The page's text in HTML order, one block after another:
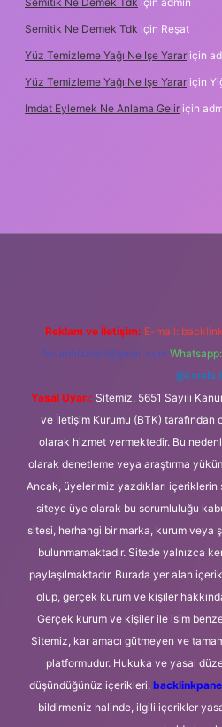
Semitik Ne Demek Tdk için Reşat
Yüz Temizleme Yağı Ne Işe Yarar için
Yüz Temizleme Yağı Ne Işe Yarar için
Imdat Eylemek Ne Anlama Gelir için
Reklam ve İletişim: E-mail:
forumhizmeti@gmail.com
@karabul
Yasal Uyarı: Sitemiz, 5651 Sayılı
ve İletişim Kurumu (BTK) tarafından
olarak hizmet vermektedir. Bu
olarak denetleme veya araştırma
Ancak, üyelerimiz yazdıkları içeriklerin
siteye üye olarak bu sorumluluğu
sitesi, herhangi bir marka, kurum veya
bulunmamaktadır. Sitede yalnızca
paylaşılmaktadır. Burada yer alan
olup, gerçek kurum ve kişiler
Gerçek kurum ve kişiler ile isim
Sitemiz, kar amacı gütmeyen ve
platformudur. Hukuka ve yasal
düşündüğünüz içerikleri,
bildirmeniz halinde, ilgili içerikler